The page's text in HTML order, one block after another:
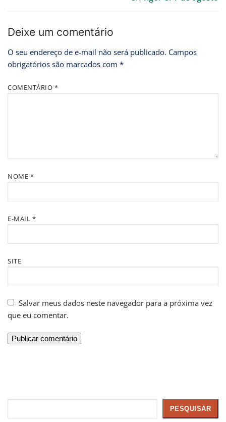
Deixe um comentário
O seu endereço de e-mail não será publicado. Campos
obrigatórios são marcados com *
COMENTÁRIO *
NOME *
E-MAIL *
SITE
Salvar meus dados neste navegador para a próxima vez
que eu comentar.
PESQUISAR